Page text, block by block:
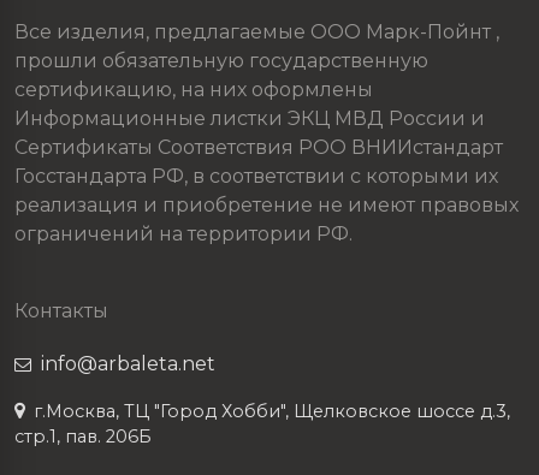
Все изделия, предлагаемые ООО Марк-Пойнт ,
прошли обязательную государственную
сертификацию, на них оформлены
Информационные листки ЭКЦ МВД России и
Сертификаты Соответствия РОО ВНИИстандарт
Госстандарта РФ, в соответствии с которыми их
реализация и приобретение не имеют правовых
ограничений на территории РФ.
Контакты
info@arbaleta.net
г.Москва, ТЦ "Город Хобби", Щелковское шоссе д.3,
стр.1, пав. 206Б